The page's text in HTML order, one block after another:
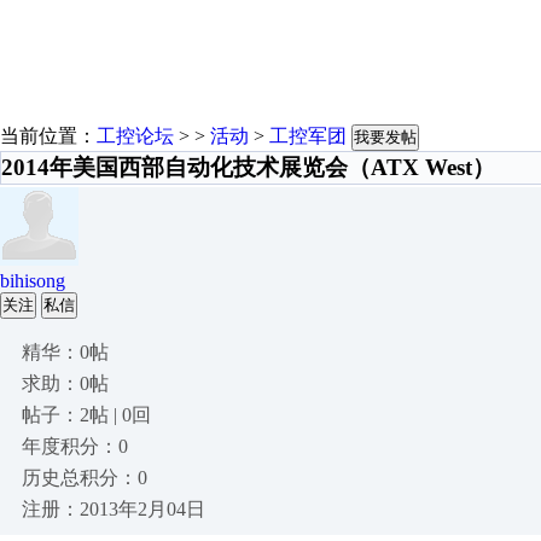
当前位置： 工控论坛 > > 活动 > 工控军团 我要发帖
2014年美国西部自动化技术展览会（ATX West）
bihisong
关注 私信
精华：0帖
求助：0帖
帖子：2帖 | 0回
年度积分：0
历史总积分：0
注册：2013年2月04日